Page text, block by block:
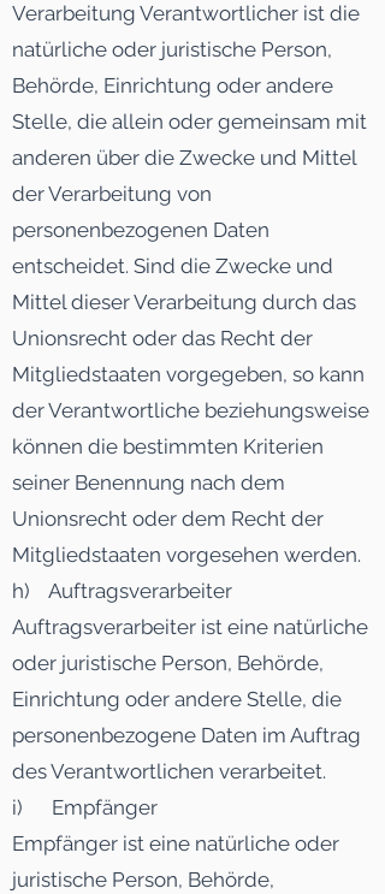
Verarbeitung Verantwortlicher ist die
natürliche oder juristische Person,
Behörde, Einrichtung oder andere
Stelle, die allein oder gemeinsam mit
anderen über die Zwecke und Mittel
der Verarbeitung von
personenbezogenen Daten
entscheidet. Sind die Zwecke und
Mittel dieser Verarbeitung durch das
Unionsrecht oder das Recht der
Mitgliedstaaten vorgegeben, so kann
der Verantwortliche beziehungsweise
können die bestimmten Kriterien
seiner Benennung nach dem
Unionsrecht oder dem Recht der
Mitgliedstaaten vorgesehen werden.
h) Auftragsverarbeiter
Auftragsverarbeiter ist eine natürliche
oder juristische Person, Behörde,
Einrichtung oder andere Stelle, die
personenbezogene Daten im Auftrag
des Verantwortlichen verarbeitet.
i) Empfänger
Empfänger ist eine natürliche oder
juristische Person, Behörde,